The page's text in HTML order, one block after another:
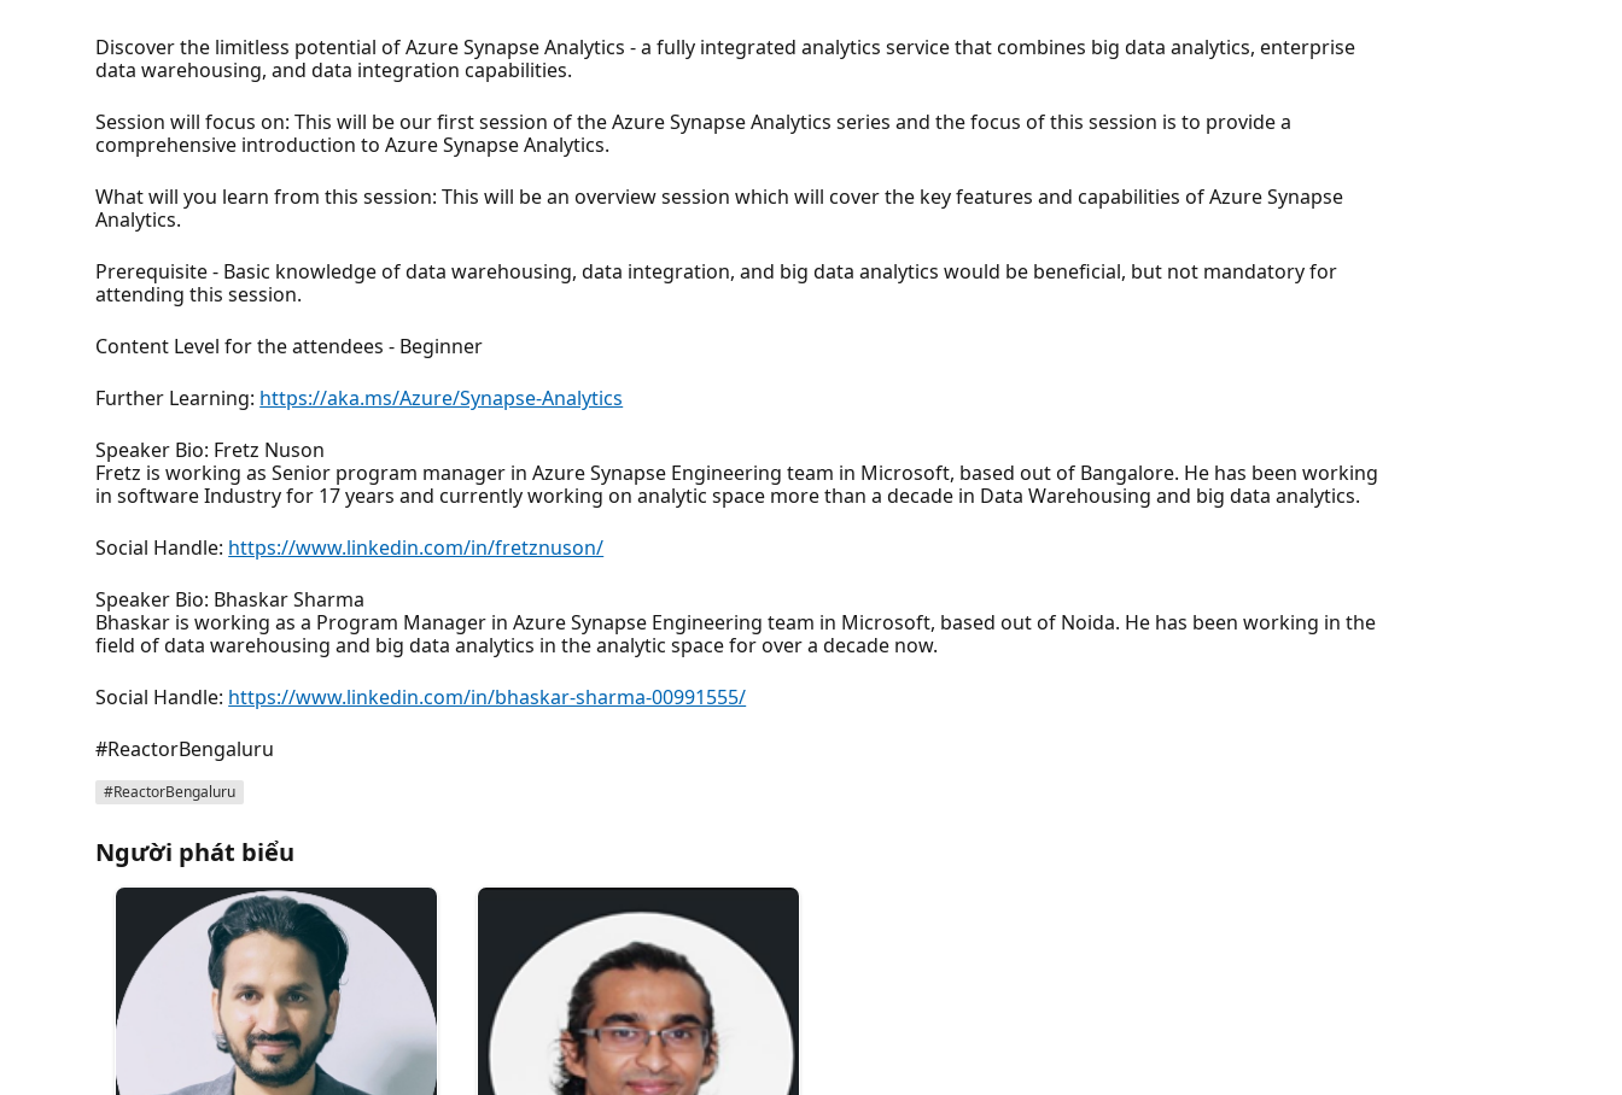
Discover the limitless potential of Azure Synapse Analytics - a fully integrated analytics service that combines big data analytics, enterprise
data warehousing, and data integration capabilities.
Session will focus on: This will be our first session of the Azure Synapse Analytics series and the focus of this session is to provide a
comprehensive introduction to Azure Synapse Analytics.
What will you learn from this session: This will be an overview session which will cover the key features and capabilities of Azure Synapse
Analytics.
Prerequisite - Basic knowledge of data warehousing, data integration, and big data analytics would be beneficial, but not mandatory for
attending this session.
Content Level for the attendees - Beginner
Further Learning: https://aka.ms/Azure/Synapse-Analytics
Speaker Bio: Fretz Nuson
Fretz is working as Senior program manager in Azure Synapse Engineering team in Microsoft, based out of Bangalore. He has been working
in software Industry for 17 years and currently working on analytic space more than a decade in Data Warehousing and big data analytics.
Social Handle: https://www.linkedin.com/in/fretznuson/
Speaker Bio: Bhaskar Sharma
Bhaskar is working as a Program Manager in Azure Synapse Engineering team in Microsoft, based out of Noida. He has been working in the
field of data warehousing and big data analytics in the analytic space for over a decade now.
Social Handle: https://www.linkedin.com/in/bhaskar-sharma-00991555/
#ReactorBengaluru
#ReactorBengaluru
Người phát biểu